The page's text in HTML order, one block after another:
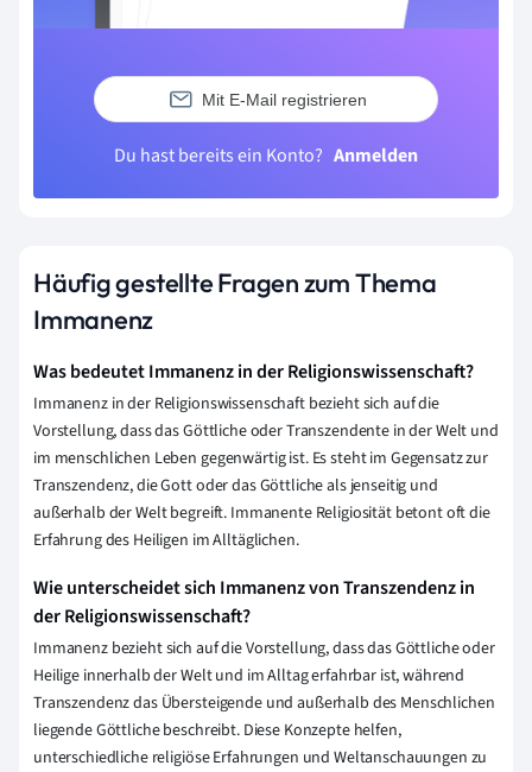
Mit E-Mail registrieren
Du hast bereits ein Konto? Anmelden
Häufig gestellte Fragen zum Thema
Immanenz
Was bedeutet Immanenz in der Religionswissenschaft?
Immanenz in der Religionswissenschaft bezieht sich auf die
Vorstellung, dass das Göttliche oder Transzendente in der Welt und
im menschlichen Leben gegenwärtig ist. Es steht im Gegensatz zur
Transzendenz, die Gott oder das Göttliche als jenseitig und
außerhalb der Welt begreift. Immanente Religiosität betont oft die
Erfahrung des Heiligen im Alltäglichen.
Wie unterscheidet sich Immanenz von Transzendenz in
der Religionswissenschaft?
Immanenz bezieht sich auf die Vorstellung, dass das Göttliche oder
Heilige innerhalb der Welt und im Alltag erfahrbar ist, während
Transzendenz das Übersteigende und außerhalb des Menschlichen
liegende Göttliche beschreibt. Diese Konzepte helfen,
unterschiedliche religiöse Erfahrungen und Weltanschauungen zu